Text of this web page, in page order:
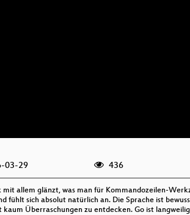
03-29 436
allem glänzt, was man für Kommandozeilen-
sich absolut natürlich an. Die Sprache ist
Überraschungen zu entdecken. Go ist